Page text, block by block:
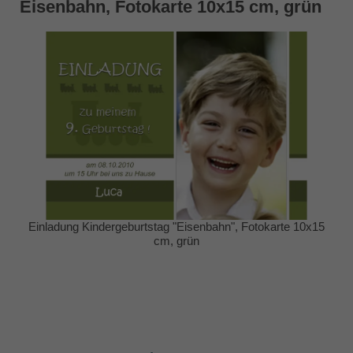
Eisenbahn, Fotokarte 10x15 cm, grün
Einladung Kindergeburtstag "Eisenbahn", Fotokarte 10x15
cm, grün